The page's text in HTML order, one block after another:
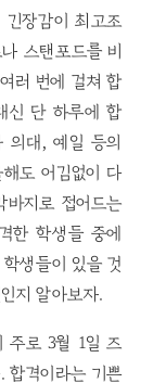
장감이 최고조
스탠포드를 비
러 번에 걸쳐 합
신 단 하루에 합
의대, 예일 등의
도 어김없이 다
바지로 접어드는
한 학생들 중에
생들이 있을 것
지 알아보자.
주로 3월 1일 즈
합격이라는 기쁜